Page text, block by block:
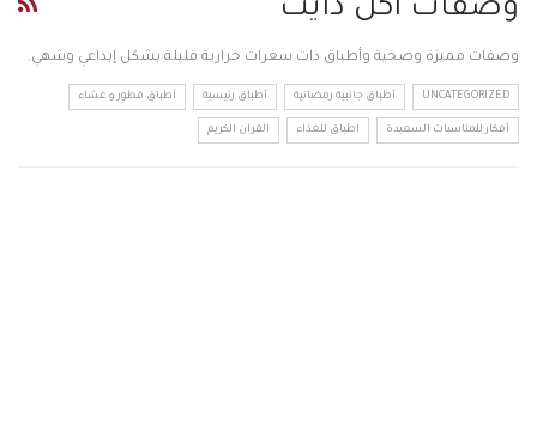
وصفات اكل دايت
وصفات مميزة وصحية وأطباق ذات سعرات حرارية قليلة بشكل إبداعي وشهي.
UNCATEGORIZED أطباق جانبية رمضانية أطباق رئيسية أطباق فطور و عشاء
أفكار للمناسبات السعيدة اطباق للغذاء القران الكريم